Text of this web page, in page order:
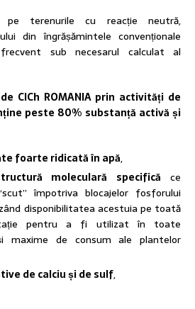
pe terenurile cu reacție neutră,
din îngrășămintele convenționale
sub necesarul calculat al
CICh ROMANIA prin activități de
peste 80% substanță activă și
foarte ridicată în apă,
moleculară specifică ce
împotriva blocajelor fosforului
disponibilitatea acestuia pe toată
pentru a fi utilizat în toate
maxime de consum ale plantelor
de calciu și de sulf,